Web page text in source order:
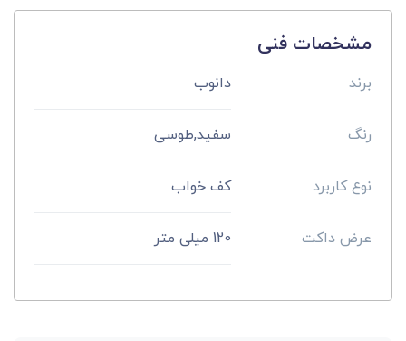
مشخصات فنی
برند دانوب
رنگ سفید,طوسی
نوع کاربرد کف خواب
عرض داکت 120 میلی متر